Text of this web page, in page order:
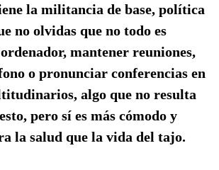
la militancia de base, política
no olvidas que no todo es
mantener reuniones,
o pronunciar conferencias en
algo que no resulta
pero sí es más cómodo y
la salud que la vida del tajo.